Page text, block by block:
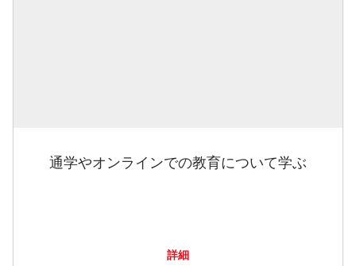
通学やオンラインでの教育について学ぶ
詳細